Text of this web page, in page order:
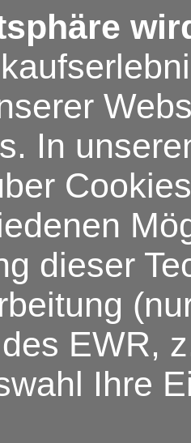
In
dieser
EWR,
Ihre